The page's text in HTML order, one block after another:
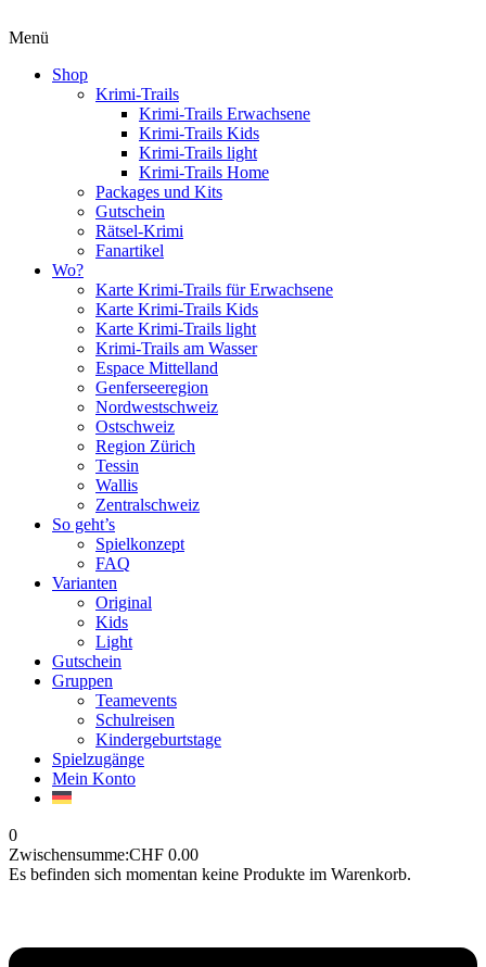
Menü
Shop
Krimi-Trails
Krimi-Trails Erwachsene
Krimi-Trails Kids
Krimi-Trails light
Krimi-Trails Home
Packages und Kits
Gutschein
Rätsel-Krimi
Fanartikel
Wo?
Karte Krimi-Trails für Erwachsene
Karte Krimi-Trails Kids
Karte Krimi-Trails light
Krimi-Trails am Wasser
Espace Mittelland
Genferseeregion
Nordwestschweiz
Ostschweiz
Region Zürich
Tessin
Wallis
Zentralschweiz
So geht’s
Spielkonzept
FAQ
Varianten
Original
Kids
Light
Gutschein
Gruppen
Teamevents
Schulreisen
Kindergeburtstage
Spielzugänge
Mein Konto
0
Zwischensumme:CHF 0.00
Es befinden sich momentan keine Produkte im Warenkorb.